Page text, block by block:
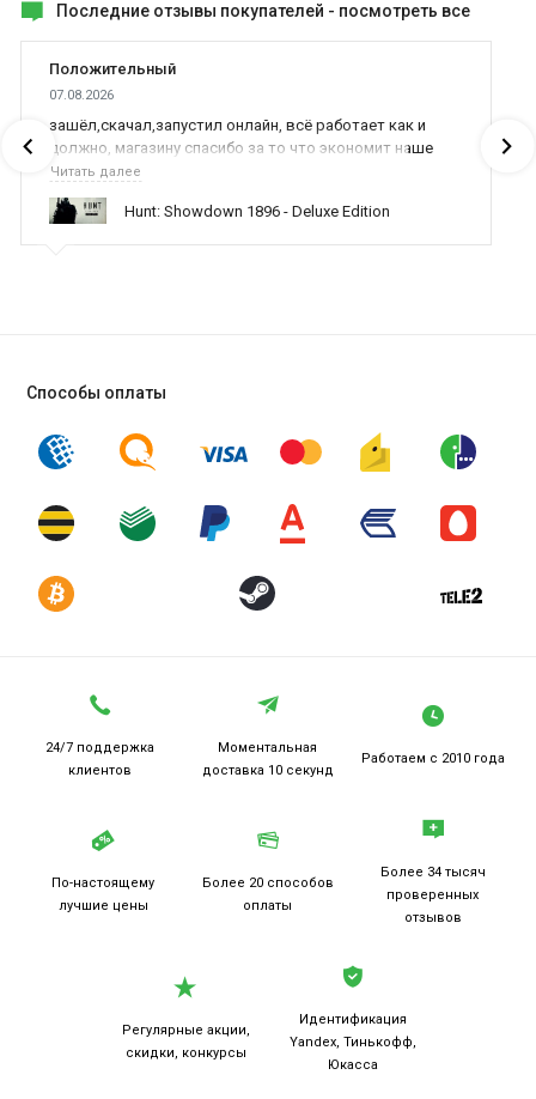
Последние отзывы покупателей - посмотреть все
Положительный
07.08.2026
зашёл,скачал,запустил онлайн, всё работает как и
должно, магазину спасибо за то что экономит наше
время,нервы и деньги, ребята вы красава оказываете
поддержку населению и походу из всех только вы и
оказываете помощь
Читать далее
Hunt: Showdown 1896 - Deluxe Edition
Способы оплаты
24/7 поддержка
клиентов
Моментальная
доставка 10 секунд
Работаем с 2010 года
По-настоящему
лучшие цены
Более 20 способов
оплаты
Более 34 тысяч
проверенных
отзывов
Регулярные акции,
скидки, конкурсы
Идентификация
Yandex, Тинькофф,
Юкасса